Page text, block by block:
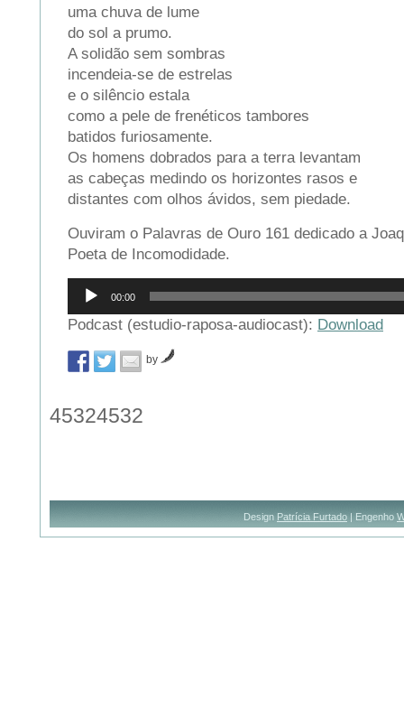
uma chuva de lume
do sol a prumo.
A solidão sem sombras
incendeia-se de estrelas
e o silêncio estala
como a pele de frenéticos tambores
batidos furiosamente.
Os homens dobrados para a terra levantam
as cabeças medindo os horizontes rasos e
distantes com olhos ávidos, sem piedade.
Ouviram o Palavras de Ouro 161 dedicado a
Poeta de Incomodidade.
Reprodutor
áudio
00:00
Podcast (estudio-raposa-audiocast): Download
by
45324532
Design Patrícia Furtado | Engenho